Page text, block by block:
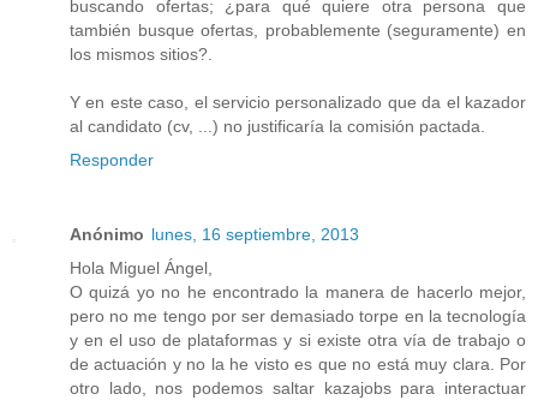
buscando ofertas; ¿para qué quiere otra persona que
también busque ofertas, probablemente (seguramente) en
los mismos sitios?.
Y en este caso, el servicio personalizado que da el kazador
al candidato (cv, ...) no justificaría la comisión pactada.
Responder
Anónimo lunes, 16 septiembre, 2013
Hola Miguel Ángel,
O quizá yo no he encontrado la manera de hacerlo mejor,
pero no me tengo por ser demasiado torpe en la tecnología
y en el uso de plataformas y si existe otra vía de trabajo o
de actuación y no la he visto es que no está muy clara. Por
otro lado, nos podemos saltar kazajobs para interactuar